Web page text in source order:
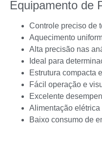
Equipamento de
Controle preciso de
Aquecimento
Alta precisão nas
Ideal para
Estrutura compacta
Fácil operação e
Excelente
Alimentação elétrica
Baixo consumo de